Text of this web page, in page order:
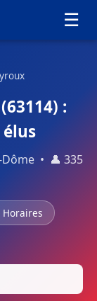
☰
:
• 👤 335
Horaires